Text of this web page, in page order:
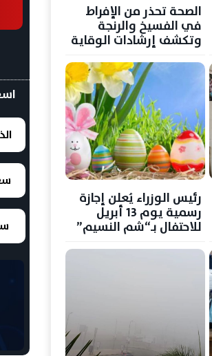
الصحة تحذر من الإفراط
في الفسيخ والرنجة
وتكشف إرشادات الوقاية
شم النسيم
رئيس الوزراء يُعلن إجازة
رسمية يوم 13 أبريل
للاحتفال بـ“شم النسيم”